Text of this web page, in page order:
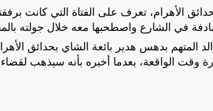
الأهرام، تعرف على الفتاة التي كانت
المتهم بدهس هدير بائعة الشاي بحدائق
وقت الواقعة، بعدما أخبره بأنه سيذهب